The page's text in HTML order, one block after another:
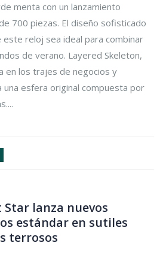
menta con un lanzamiento
700 piezas. El diseño sofisticado
este reloj sea ideal para combinar
de verano. Layered Skeleton,
en los trajes de negocios y
una esfera original compuesta por
Star lanza nuevos
estándar en sutiles
terrosos